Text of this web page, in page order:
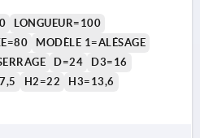
NOIR
LONGUEUR=100
MODÈLE 1=ALÉSAGE
D=24
D3=16
H2=22 H3=13,6